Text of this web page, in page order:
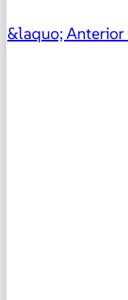
&laquo; Anterior